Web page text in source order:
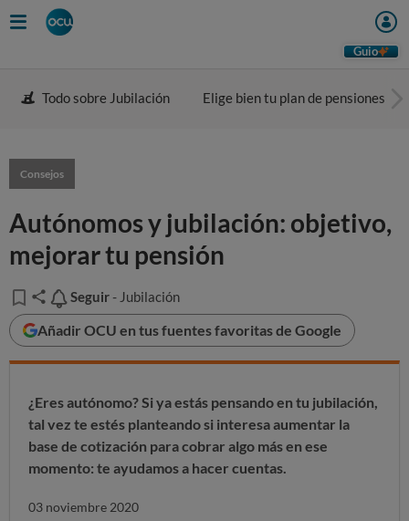
Guio
Todo sobre Jubilación Elige bien tu plan de pensiones
Consejos
Autónomos y jubilación: objetivo,
mejorar tu pensión
Seguir
Seguir - Jubilación
Añadir OCU en tus fuentes favoritas de Google
¿Eres autónomo? Si ya estás pensando en tu jubilación,
tal vez te estés planteando si interesa aumentar la
base de cotización para cobrar algo más en ese
momento: te ayudamos a hacer cuentas.
03 noviembre 2020